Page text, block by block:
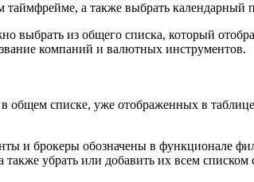
а также выбрать календарный
выбрать из общего списка, который
компаний и валютных инструментов.
общем списке, уже отображенных в
и брокеры обозначены в функционале
также убрать или добавить их всем